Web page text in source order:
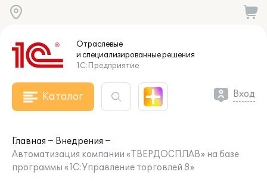
Отраслевые
и специализированныерешения
1С:Предприятие
Каталог Вход
Главная
Внедрения
Автоматизация компании «ТВЕРДОСПЛАВ» на базе
программы «1С:Управление торговлей 8»